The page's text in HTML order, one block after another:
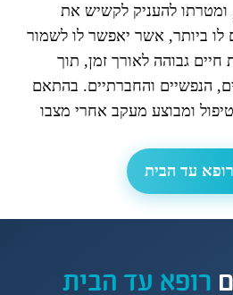
להעניק לקשיש את
לו ביותר, אשר יאפשר לו לשמור
חיים גבוהה לאורך זמן, תוך
הנפשיים והחברתיים. בהתאם
ומבוצע מעקב אחרי מצבו
עד הבית
רופא עד הבית